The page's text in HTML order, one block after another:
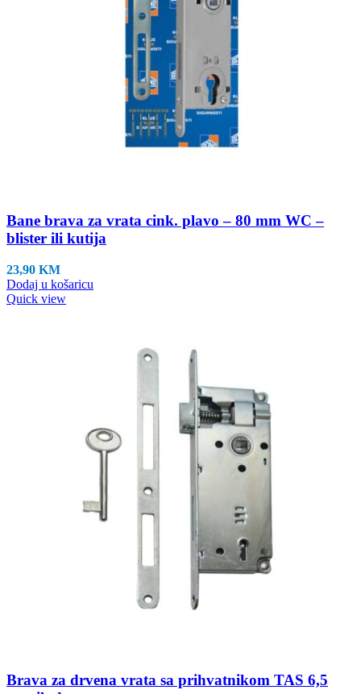
Bane brava za vrata cink. plavo – 80 mm WC –
blister ili kutija
23,90 KM
Dodaj u košaricu
Quick view
Brava za drvena vrata sa prihvatnikom TAS 6,5